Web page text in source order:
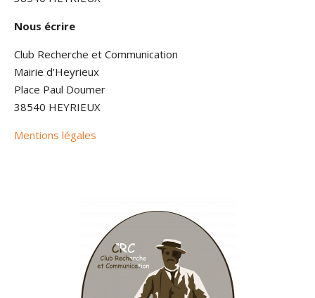
Nous écrire
Club Recherche et Communication
Mairie d’Heyrieux
Place Paul Doumer
38540 HEYRIEUX
Mentions légales